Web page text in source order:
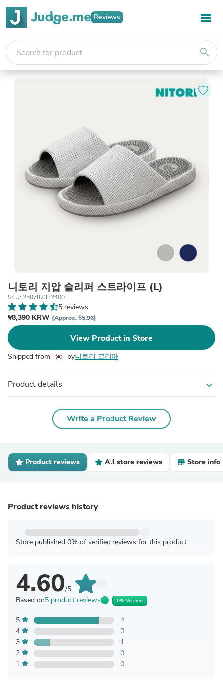
Reviews
search
니토리 지압 슬리퍼 스트라이프 (L)
SKU: 250782332400
5 reviews
₩8,390 KRW (Approx. $5.96)
View Product in Store
Shipped from by니토리 코리아
Product details expand_more
Write a Product Review
Product reviews All store reviews Store info
Product reviews history
Store published 0% of verified reviews for this product
4.60/5
Based on5 product reviews 0% Verified
5
4
4
0
3
1
2
0
1
0